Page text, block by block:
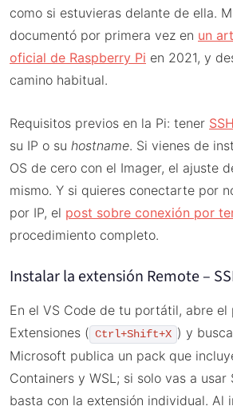
como si estuvieras delante de ella.
documentó por primera vez en un
oficial de Raspberry Pi en 2021, y
camino habitual.
Requisitos previos en la Pi: tener SSH
su IP o su hostname. Si vienes de
OS de cero con el Imager, el ajuste
mismo. Y si quieres conectarte por
por IP, el post sobre conexión por
procedimiento completo.
Instalar la extensión Remote –
En el VS Code de tu portátil, abre el
Extensiones ( Ctrl+Shift+X ) y busca
Microsoft publica un pack que
Containers y WSL; si solo vas a usar
basta con la extensión individual. Al